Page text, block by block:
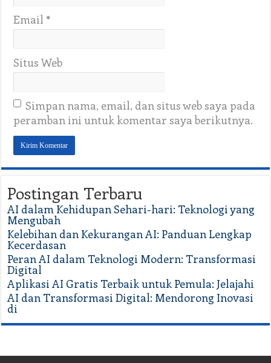
Email *
Situs Web
Simpan nama, email, dan situs web saya pada
peramban ini untuk komentar saya berikutnya.
Postingan Terbaru
AI dalam Kehidupan Sehari-hari: Teknologi yang
Mengubah
Kelebihan dan Kekurangan AI: Panduan Lengkap
Kecerdasan
Peran AI dalam Teknologi Modern: Transformasi
Digital
Aplikasi AI Gratis Terbaik untuk Pemula: Jelajahi
AI dan Transformasi Digital: Mendorong Inovasi
di